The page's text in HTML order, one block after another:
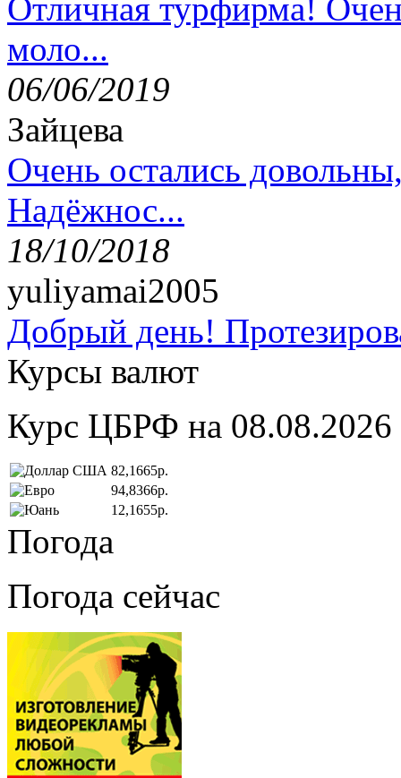
Отличная турфирма!
моло...
06/06/2019
Зайцева
Очень остались
Надёжнос...
18/10/2018
yuliyamai2005
Добрый день!
Курсы валют
Курс ЦБРФ на 08.08.2026
82,1665р.
94,8366р.
12,1655р.
Погода
Погода сейчас